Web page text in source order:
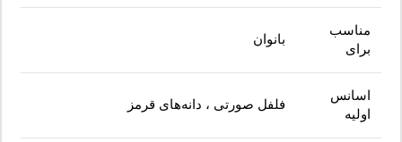
مناسب
برای
بانوان
اسانس
اولیه
فلفل صورتی ، دانه‌های قرمز